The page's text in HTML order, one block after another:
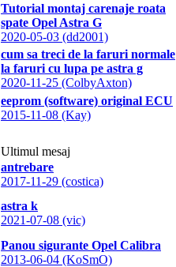
Tutorial montaj carenaje roata
spate Opel Astra G
2020-05-03 (dd2001)
cum sa treci de la faruri normale
la faruri cu lupa pe astra g
2020-11-25 (ColbyAxton)
eeprom (software) original ECU
2015-11-08 (Kay)
Ultimul mesaj
antrebare
2017-11-29 (costica)
astra k
2021-07-08 (vic)
Panou sigurante Opel Calibra
2013-06-04 (KoSmO)